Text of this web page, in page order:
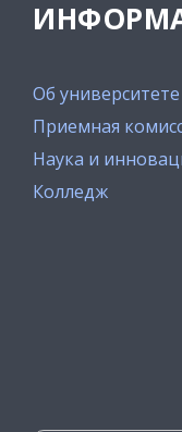
Об университете
Приемная
Наука и
Колледж